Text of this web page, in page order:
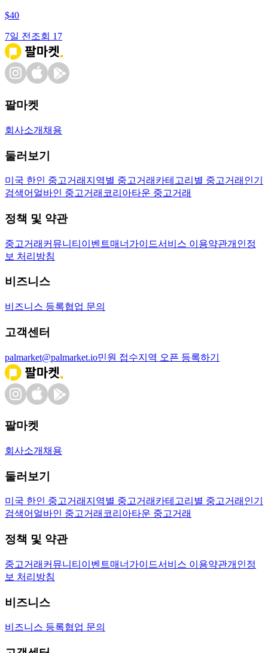
$40
7일 전 조회 17
팔마켓
회사소개 채용
둘러보기
미국 한인 중고거래 지역별 중고거래 카테고리별 중고거래 인기
검색어 얼바인 중고거래 코리아타운 중고거래
정책 및 약관
중고거래 커뮤니티 이벤트매너가이드서비스 이용약관개인정
보 처리방침
비즈니스
비즈니스 등록협업 문의
고객센터
palmarket@palmarket.io민원 접수지역 오픈 등록하기
팔마켓
회사소개 채용
둘러보기
미국 한인 중고거래 지역별 중고거래 카테고리별 중고거래 인기
검색어 얼바인 중고거래 코리아타운 중고거래
정책 및 약관
중고거래 커뮤니티 이벤트매너가이드서비스 이용약관개인정
보 처리방침
비즈니스
비즈니스 등록협업 문의